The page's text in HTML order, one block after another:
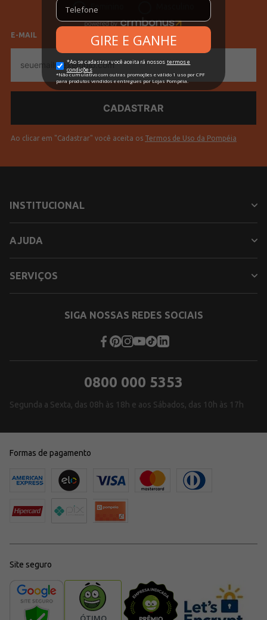
Feminino
E-MAIL
mail
Ao clicar em "Cadastrar" você aceita os Termos de Uso da Pompéia
INSTITUCIONAL
AJUDA
SERVIÇOS
SIGA NOSSAS REDES SOCIAIS
0800 000 5353
Segunda a Sexta, das 08h às 18h e aos Sábados, das 10h às 17h
Formas de pagamento
Site seguro